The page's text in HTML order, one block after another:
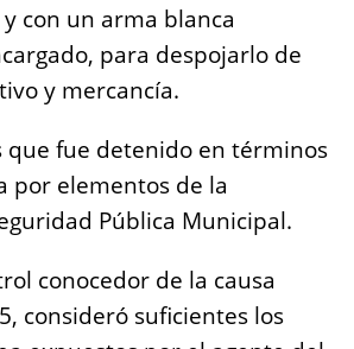
con un arma blanca
para despojarlo de
y mercancía.
que fue detenido en términos
por elementos de la
Pública Municipal.
conocedor de la causa
consideró suficientes los